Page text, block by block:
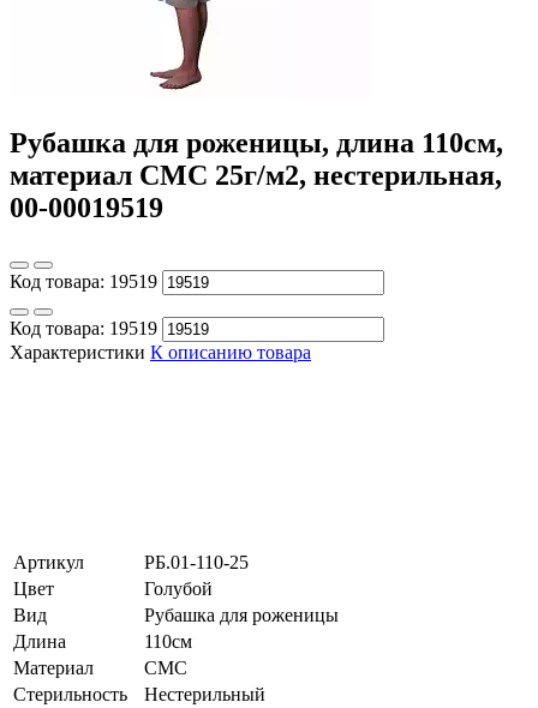
Рубашка для роженицы, длина 110см,
материал СМС 25г/м2, нестерильная,
00-00019519
Код товара: 19519
Код товара: 19519
Характеристики К описанию товара
Артикул
РБ.01-110-25
Цвет
Голубой
Вид
Рубашка для роженицы
Длина
110см
Материал
СМС
Стерильность
Нестерильный